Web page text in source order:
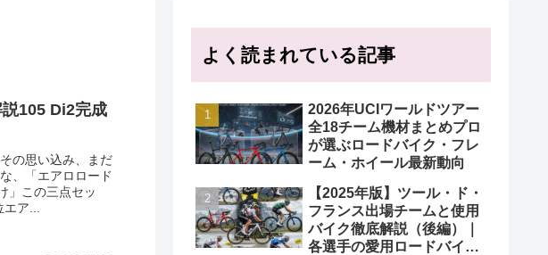
説105 Di2完成
の思い込み、まだ
、「エアロロード
」この三点セッ
ア...
よく読まれている記事
2026年UCIワールドツアー
全18チーム機材まとめプロ
が選ぶロードバイク・フレ
ーム・ホイール最新動向
【2025年版】ツール・ド・
フランス出場チームと使用
バイク徹底解説（後編）｜
各選手の愛用ロードバイク